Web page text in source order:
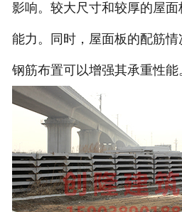
影响。较大尺寸和较厚的屋
能力。同时，屋面板的配筋
钢筋布置可以增强其承重性能